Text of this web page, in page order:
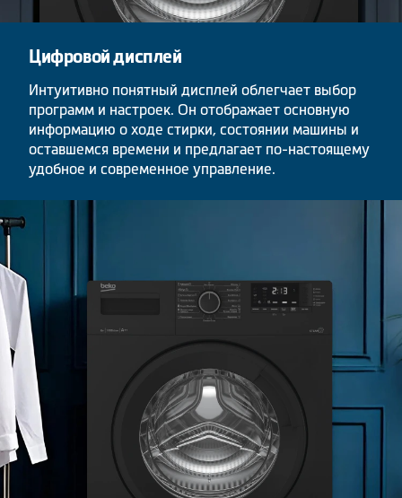
Цифровой дисплей
Интуитивно понятный дисплей облегчает выбор
программ и настроек. Он отображает основную
информацию о ходе стирки, состоянии машины и
оставшемся времени и предлагает по-настоящему
удобное и современное управление.